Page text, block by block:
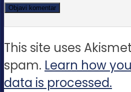
This site uses
spam. Learn how
data is processed.